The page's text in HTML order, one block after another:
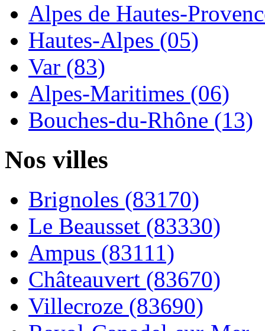
Alpes de Hautes-
Hautes-Alpes (05)
Var (83)
Alpes-Maritimes (06)
Bouches-du-Rhône (13)
Nos villes
Brignoles (83170)
Le Beausset (83330)
Ampus (83111)
Châteauvert (83670)
Villecroze (83690)